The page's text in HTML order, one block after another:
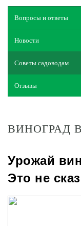
Вопросы и ответы
Новости
Советы садоводам
Отзывы
ВИНОГРАД
Урожай
Это не